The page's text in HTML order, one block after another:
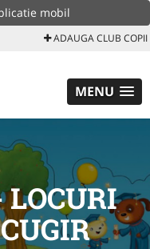
mobil
ADAUGA CLUB COPII
MENU
LOCURI